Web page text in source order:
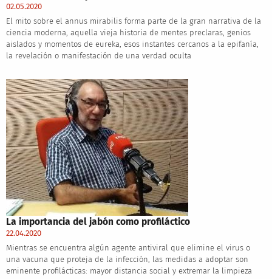
02.05.2020
El mito sobre el annus mirabilis forma parte de la gran narrativa de la
ciencia moderna, aquella vieja historia de mentes preclaras, genios
aislados y momentos de eureka, esos instantes cercanos a la epifanía,
la revelación o manifestación de una verdad oculta
La importancia del jabón como profiláctico
22.04.2020
Mientras se encuentra algún agente antiviral que elimine el virus o
una vacuna que proteja de la infección, las medidas a adoptar son
eminente profilácticas: mayor distancia social y extremar la limpieza